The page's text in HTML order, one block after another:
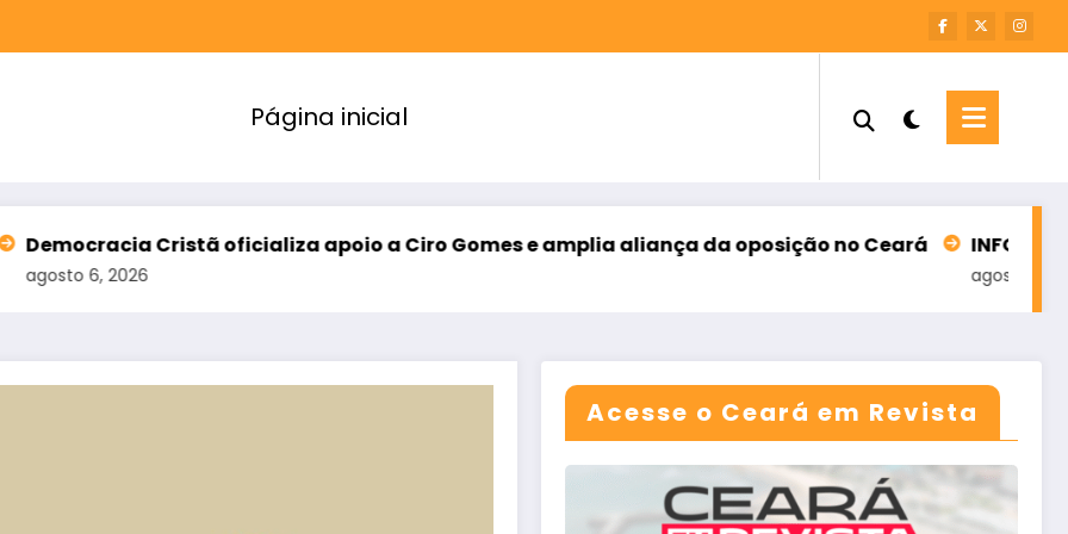
Página inicial
oficializa apoio a Ciro Gomes e amplia aliança da oposição no Ceará INFORME – M7 SOLUÇÕES
Acesse o Ceará em Revista